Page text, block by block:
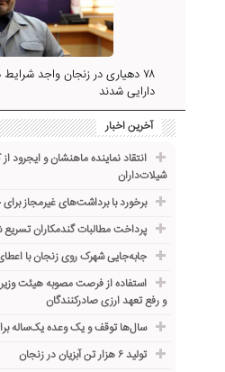
۷۸ دهیاری در زنجان واجد
دارایی‌ شدند
آخرین اخبار
انتقاد نماینده ماهنشان و ایجرود
شیلات‌داران
برخورد با برداشت‌های غیرمجاز
پرداخت مطالبات گندمکاران
جابه‌جایی شهرک روی زنجان با
استفاده از فرصت مصوبه هیئت
و رفع تعهد ارزی صادرکنندگان
سال‌ها توقف و یک وعده یک‌ساله
تولید ۶ هزار تن آبزیان در زنجان